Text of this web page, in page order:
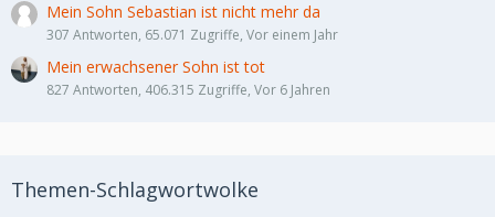
Mein Sohn Sebastian ist nicht mehr da
307 Antworten, 65.071 Zugriffe, Vor einem Jahr
Mein erwachsener Sohn ist tot
827 Antworten, 406.315 Zugriffe, Vor 6 Jahren
Themen-Schlagwortwolke